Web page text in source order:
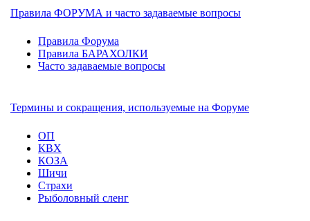
Правила ФОРУМА и часто задаваемые вопросы
Правила Форума
Правила БАРАХОЛКИ
Часто задаваемые вопросы
Термины и сокращения, используемые на Форуме
ОП
КВХ
КОЗА
Шичи
Страхи
Рыболовный сленг